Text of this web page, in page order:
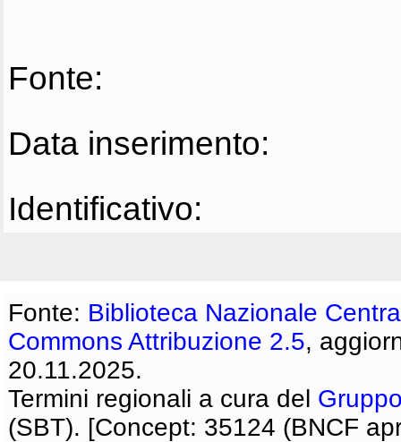
Fonte:
Data inserimento:
Identificativo:
Fonte: Biblioteca Nazionale
Commons Attribuzione 2.5,
20.11.2025.
Termini regionali a cura del
(SBT). [Concept: 35124 (BNCF